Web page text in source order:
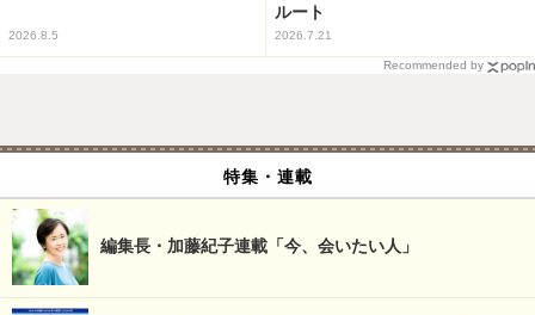
2026.8.5
ルート
2026.7.21
Recommended by
特集・連載
編集長・加藤紀子連載「今、会いたい人」